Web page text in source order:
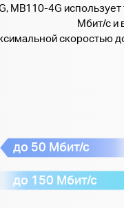
MB110-4G
Мбит/с и
скоростью
до 50 Мбит/с
до 150 Мбит/с